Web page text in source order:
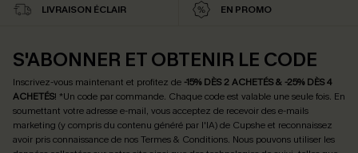
LIVRAISON ÉCLAIR EN PROMO
S'ABONNER ET OBTENIR LE CODE
Inscrivez-vous maintenant et profitez de -15% DÈS 2 ACHETÉS & -25% DÈS 4
ACHETÉS! *Un code par commande. Chaque code est valable une seule fois. En
soumettant votre adresse e-mail, vous acceptez de recevoir des e-mails
marketing (y compris du contenu généré par l'IA) de Cupshe et reconnaissez
avoir pris connaissance de nosTermes & Conditions. Nous pouvons utiliser les